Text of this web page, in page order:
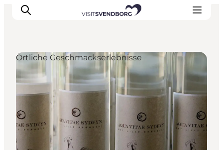
Veranstaltungen
Essen und Trinken
Shopping in Svendborg
Übernachtung
Den Urlaub planen
Örtliche Geschmackserlebnisse